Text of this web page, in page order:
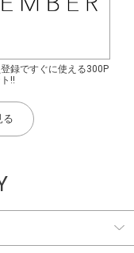
録ですぐに使える300P
!!
る